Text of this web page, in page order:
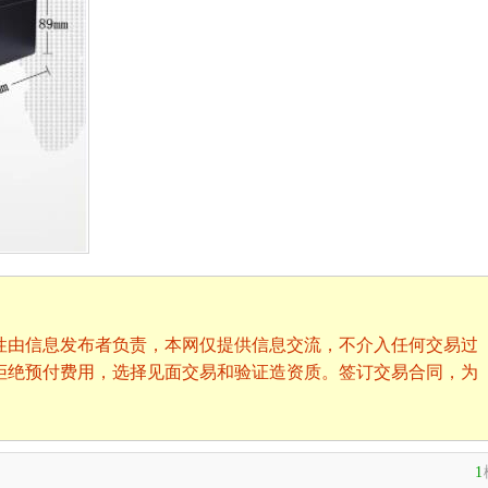
信息发布者负责，本网仅提供信息交流，不介入任何交易过
预付费用，选择见面交易和验证造资质。签订交易合同，为
1